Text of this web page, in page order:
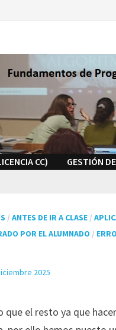
CC) GESTIÓN
/ANTES DE IR A CLASE /
POR EL ALUMNADO /
2025
que el resto ya que